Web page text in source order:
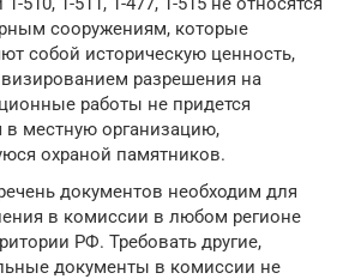
сооружениям, которые
собой историческую ценность,
разрешения на
работы не придется
в местную организацию,
охраной памятников.
документов необходим для
в комиссии в любом регионе
РФ. Требовать другие,
документы в комиссии не